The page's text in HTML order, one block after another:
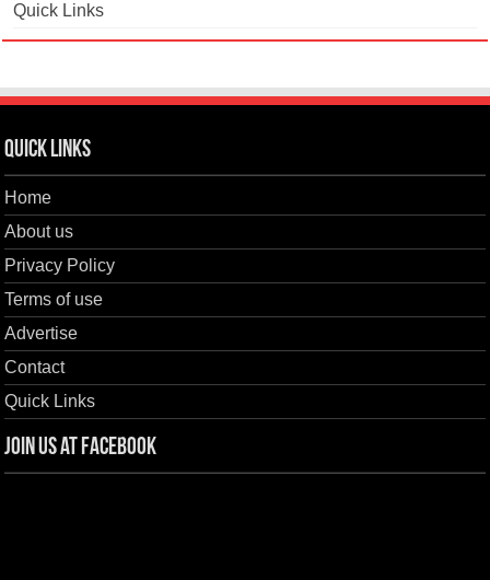
Quick Links
Quick Links
Home
About us
Privacy Policy
Terms of use
Advertise
Contact
Quick Links
Join us at Facebook